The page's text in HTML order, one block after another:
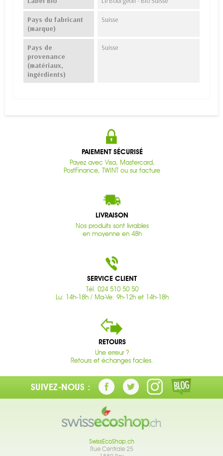
Pays du fabricant
(marque)
Suisse
Pays de
provenance
(matériaux,
ingérdients)
Suisse
PAIEMENT SÉCURISÉ
Payez avec Visa, Mastercard,
PostFinance, TWINT ou sur facture
LIVRAISON
Nos produits sont livrables
en moyenne en 48h
SERVICE CLIENT
Tél. 024 510 50 50
Lu: 14h-18h / Ma-Ve: 9h-12h et 14h-18h
RETOURS
Une erreur ?
Retours et échanges faciles.
SUIVEZ-NOUS :
SwissEcoShop.ch
Rue Centrale 25